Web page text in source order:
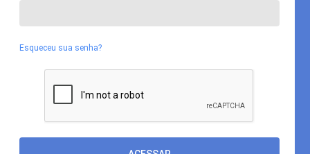
Esqueceu sua senha?